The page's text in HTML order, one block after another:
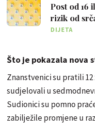
Post od 16
rizik od
DIJETA
Što je pokazala nova
Znanstvenici su pratili
sudjelovali u
Sudionici su pomno
zabilježile promjene u